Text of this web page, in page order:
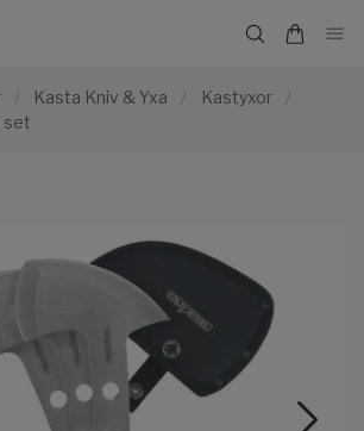
/ Kasta Kniv & Yxa / Kastyxor
/
set